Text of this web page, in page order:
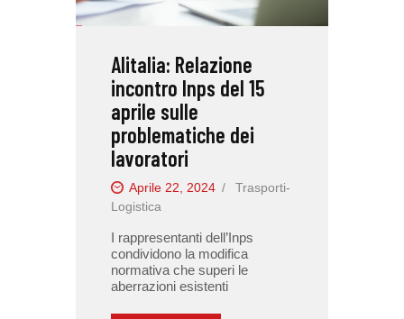
PODCAST CUB
INTERNAZIONALE
RASSEGNA STAMPA
Alitalia: Relazione
incontro Inps del 15
aprile sulle
problematiche dei
lavoratori
Aprile 22, 2024
Trasporti-
Logistica
I rappresentanti dell’Inps
condividono la modifica
normativa che superi le
aberrazioni esistenti